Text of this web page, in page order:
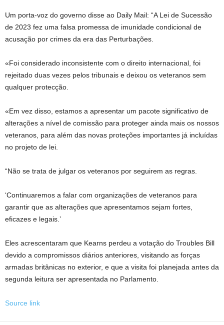
Um porta-voz do governo disse ao Daily Mail: “A Lei de Sucessão
de 2023 fez uma falsa promessa de imunidade condicional de
acusação por crimes da era das Perturbações.
«Foi considerado inconsistente com o direito internacional, foi
rejeitado duas vezes pelos tribunais e deixou os veteranos sem
qualquer protecção.
«Em vez disso, estamos a apresentar um pacote significativo de
alterações a nível de comissão para proteger ainda mais os nossos
veteranos, para além das novas proteções importantes já incluídas
no projeto de lei.
“Não se trata de julgar os veteranos por seguirem as regras.
‘Continuaremos a falar com organizações de veteranos para
garantir que as alterações que apresentamos sejam fortes,
eficazes e legais.’
Eles acrescentaram que Kearns perdeu a votação do Troubles Bill
devido a compromissos diários anteriores, visitando as forças
armadas britânicas no exterior, e que a visita foi planejada antes da
segunda leitura ser apresentada no Parlamento.
Source link